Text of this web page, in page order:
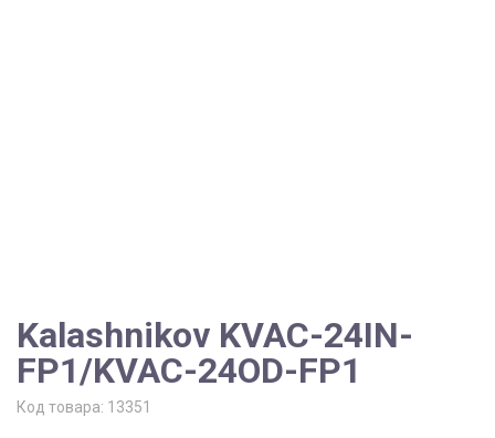
Kalashnikov KVAC-24IN-
FP1/KVAC-24OD-FP1
Код товара: 13351